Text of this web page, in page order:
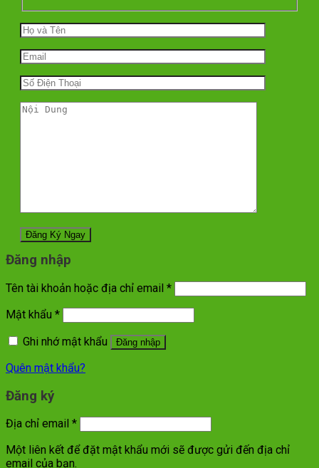
Đăng nhập
Tên tài khoản hoặc địa chỉ email *
Mật khẩu *
Ghi nhớ mật khẩu
Đăng nhập
Quên mật khẩu?
Đăng ký
Địa chỉ email *
Một liên kết để đặt mật khẩu mới sẽ được gửi đến địa chỉ
email của bạn.